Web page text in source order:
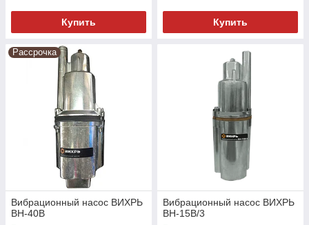
Купить Купить
Рассрочка
Вибрационный насос ВИХРЬ
ВН-40В
Вибрационный насос ВИХРЬ
ВН-15В/3